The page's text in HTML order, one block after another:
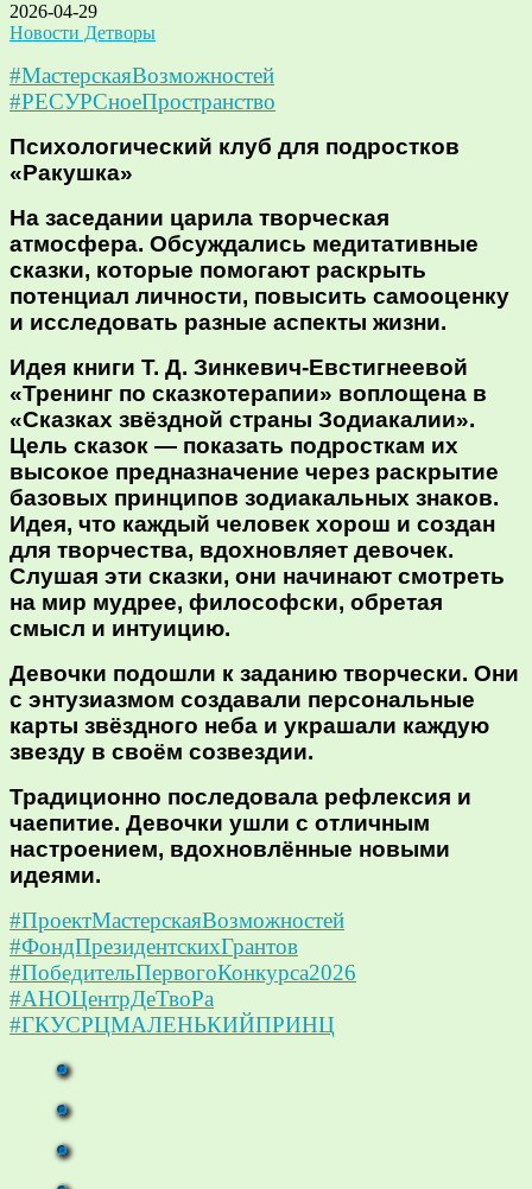
2026-04-29
Новости Детворы
#МастерскаяВозможностей
#РЕСУРСноеПространство
Психологический клуб для подростков
«Ракушка»
На заседании царила творческая
атмосфера. Обсуждались медитативные
сказки, которые помогают раскрыть
потенциал личности, повысить самооценку
и исследовать разные аспекты жизни.
Идея книги Т. Д. Зинкевич-Евстигнеевой
«Тренинг по сказкотерапии» воплощена в
«Сказках звёздной страны Зодиакалии».
Цель сказок — показать подросткам их
высокое предназначение через раскрытие
базовых принципов зодиакальных знаков.
Идея, что каждый человек хорош и создан
для творчества, вдохновляет девочек.
Слушая эти сказки, они начинают смотреть
на мир мудрее, философски, обретая
смысл и интуицию.
Девочки подошли к заданию творчески. Они
с энтузиазмом создавали персональные
карты звёздного неба и украшали каждую
звезду в своём созвездии.
Традиционно последовала рефлексия и
чаепитие. Девочки ушли с отличным
настроением, вдохновлённые новыми
идеями.
#ПроектМастерскаяВозможностей
#ФондПрезидентскихГрантов
#ПобедительПервогоКонкурса2026
#АНОЦентрДеТвоРа
#ГКУСРЦМАЛЕНЬКИЙПРИНЦ